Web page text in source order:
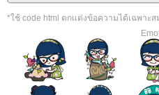
*ใช้ code html ตกแต่งข้อความได้เฉพาะ